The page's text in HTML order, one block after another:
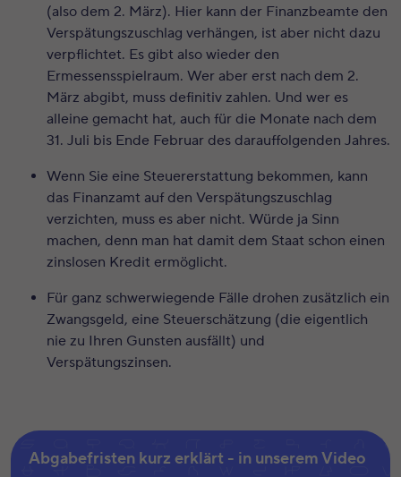
(also dem 2. März). Hier kann der Finanzbeamte den
Verspätungszuschlag verhängen, ist aber nicht dazu
verpflichtet. Es gibt also wieder den
Ermessensspielraum. Wer aber erst nach dem 2.
März abgibt, muss definitiv zahlen. Und wer es
alleine gemacht hat, auch für die Monate nach dem
31. Juli bis Ende Februar des darauffolgenden Jahres.
Wenn Sie eine Steuererstattung bekommen, kann
das Finanzamt auf den Verspätungszuschlag
verzichten, muss es aber nicht. Würde ja Sinn
machen, denn man hat damit dem Staat schon einen
zinslosen Kredit ermöglicht.
Für ganz schwerwiegende Fälle drohen zusätzlich ein
Zwangsgeld, eine Steuerschätzung (die eigentlich
nie zu Ihren Gunsten ausfällt) und
Verspätungszinsen.
Abgabefristen kurz erklärt - in unserem Video